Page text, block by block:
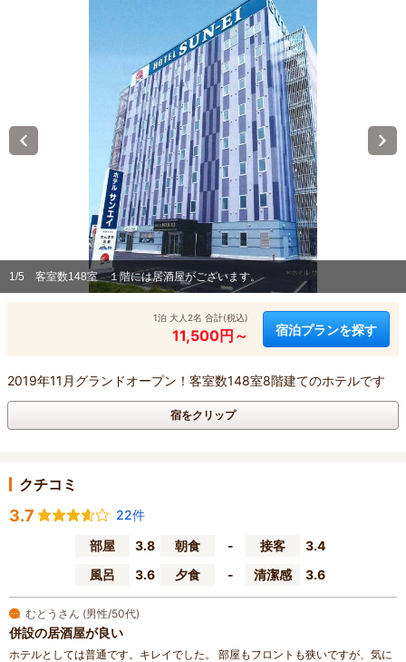
1/5 客室数148室 １階には居酒屋がございます。
1泊 大人2名 合計(税込)
11,500円～ 宿泊プランを探す
2019年11月グランドオープン！客室数148室8階建てのホテルです
宿をクリップ
クチコミ
3.7
22件
部屋
3.8 朝食 - 接客
3.4
風呂
3.6 夕食 - 清潔感 3.6
むとうさん (男性/50代)
併設の居酒屋が良い
ホテルとしては普通です。キレイでした。 部屋もフロントも狭いですが、気に